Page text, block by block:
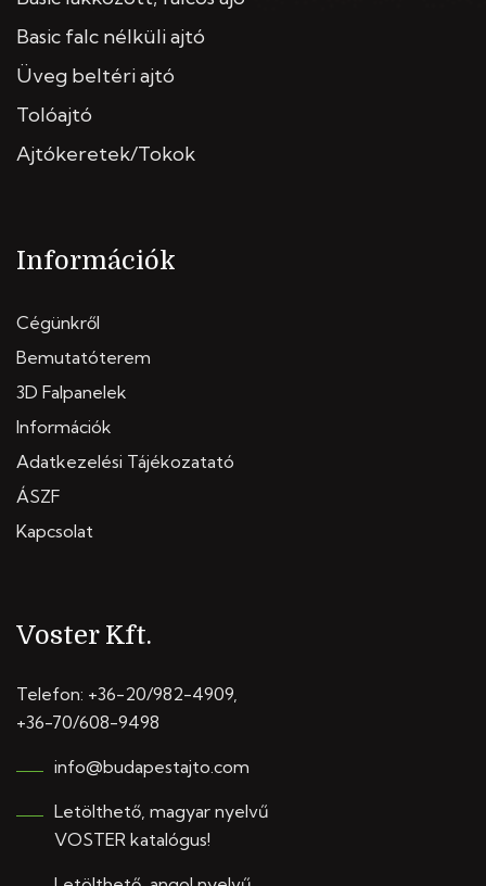
Basic falc nélküli ajtó
Üveg beltéri ajtó
Tolóajtó
Ajtókeretek/Tokok
Információk
Cégünkről
Bemutatóterem
3D Falpanelek
Információk
Adatkezelési Tájékozatató
ÁSZF
Kapcsolat
Voster Kft.
Telefon: +36-20/982-4909
+36-70/608-9498
info@budapestajto.com
Letölthető, magyar nyelvű
VOSTER katalógus!